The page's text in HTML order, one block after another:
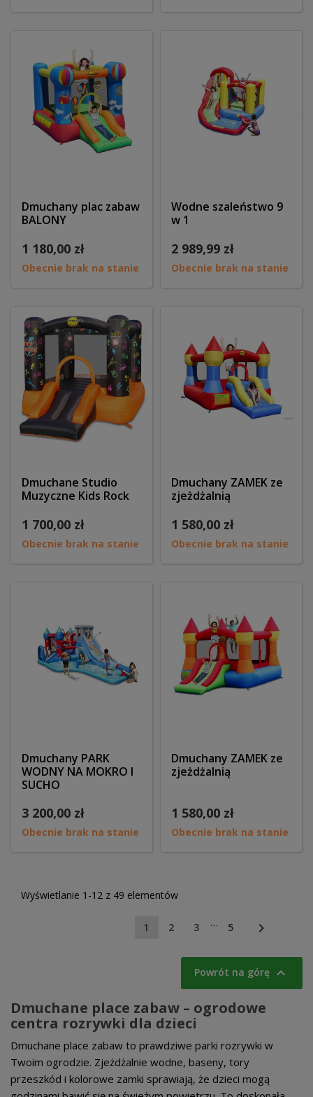
Dmuchany plac zabaw
BALONY
1 180,00 zł
Obecnie brak na stanie
Wodne szaleństwo 9
w 1
2 989,99 zł
Obecnie brak na stanie
Dmuchane Studio
Muzyczne Kids Rock
1 700,00 zł
Obecnie brak na stanie
Dmuchany ZAMEK ze
zjeżdżalnią
1 580,00 zł
Obecnie brak na stanie
Dmuchany PARK
WODNY NA MOKRO I
SUCHO
3 200,00 zł
Obecnie brak na stanie
Dmuchany ZAMEK ze
zjeżdżalnią
1 580,00 zł
Obecnie brak na stanie
Wyświetlanie 1-12 z 49 elementów
1 2 3 … 5 
Powrót na górę 
Dmuchane place zabaw – ogrodowe
centra rozrywki dla dzieci
Dmuchane place zabaw to prawdziwe parki rozrywki w
Twoim ogrodzie. Zjeżdżalnie wodne, baseny, tory
przeszkód i kolorowe zamki sprawiają, że dzieci mogą